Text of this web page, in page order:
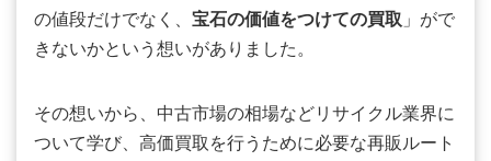
の値段だけでなく、 宝石の価値をつけての買取 」がで
きないかという想いがありました。
その想いから、中古市場の相場などリサイクル業界に
ついて学び、高価買取を行うために必要な再販ルート